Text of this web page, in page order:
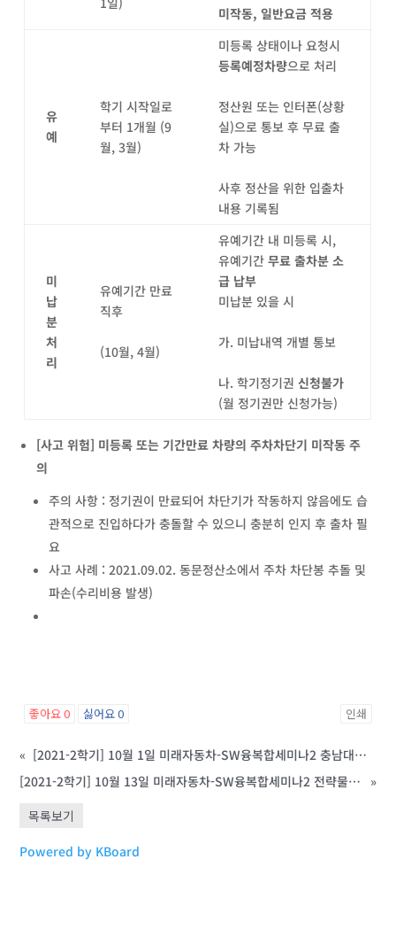
미작동,일반요금 적용
유
예
학기 시작일로
부터 1개월 (9
월, 3월)
미등록 상태이나 요청시
등록예정차량으로 처리
정산원 또는 인터폰(상황
실)으로 통보 후 무료 출
차 가능
사후 정산을 위한 입출차
내용 기록됨
미
납
분
처
리
유예기간 만료
직후
(10월, 4월)
유예기간 내 미등록 시,
유예기간무료 출차분 소
급 납부
미납분 있을 시
가. 미납내역 개별 통보
나. 학기정기권신청불가
(월 정기권만 신청가능)
[사고 위험] 미등록 또는 기간만료 차량의 주차차단기 미작동 주
의
주의 사항 : 정기권이 만료되어 차단기가 작동하지 않음에도 습
관적으로 진입하다가 충돌할 수 있으니 충분히 인지 후 출차 필
요
사고 사례 : 2021.09.02. 동문정산소에서 주차 차단봉 추돌 및
파손(수리비용 발생)
좋아요0 싫어요0 인쇄
«
[2021-2학기] 10월 1일 미래자동차-SW융복합세미나2 충남대학교 한정환 교수
[2021-2학기] 10월 13일 미래자동차-SW융복합세미나2 전략물자관리원 이은호 원장
»
목록보기
Powered by KBoard